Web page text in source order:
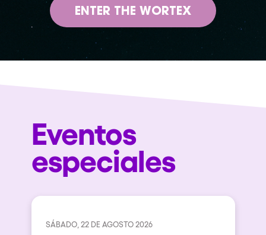
ENTER THE WORTEX
Eventos
especiales
SÁBADO, 22 DE AGOSTO 2026